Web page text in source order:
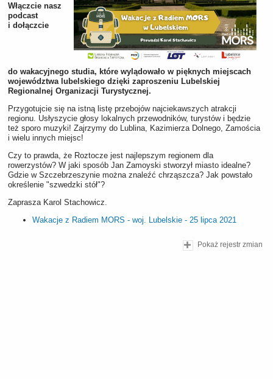
Włączcie nasz
podcast
i dołączcie
do wakacyjnego studia, które wylądowało w pięknych miejscach
województwa lubelskiego dzięki zaproszeniu Lubelskiej
Regionalnej Organizacji Turystycznej.
Przygotujcie się na istną listę przebojów najciekawszych atrakcji
regionu. Usłyszycie głosy lokalnych przewodników, turystów i będzie
też sporo muzyki! Zajrzymy do Lublina, Kazimierza Dolnego, Zamościa
i wielu innych miejsc!
Czy to prawda, że Roztocze jest najlepszym regionem dla
rowerzystów? W jaki sposób Jan Zamoyski stworzył miasto idealne?
Gdzie w Szczebrzeszynie można znaleźć chrząszcza? Jak powstało
określenie "szwedzki stół"?
Zaprasza Karol Stachowicz.
Wakacje z Radiem MORS - woj. Lubelskie - 25 lipca 2021
Pokaż rejestr zmian